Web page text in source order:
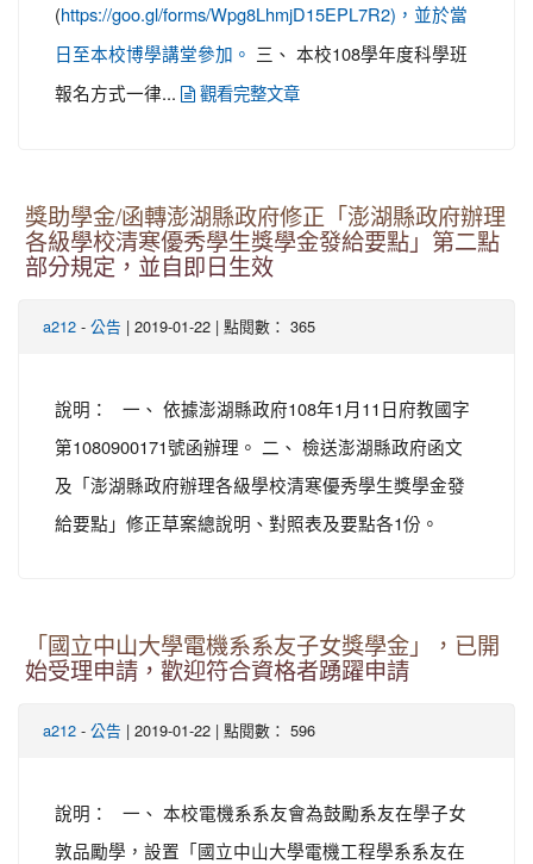
( https://goo.gl/forms/Wpg8LhmjD15EPL7R2)，並於當
日至本校博學講堂參加。
三、 本校108學年度科學班
報名方式一律...
觀看完整文章
獎助學金/函轉澎湖縣政府修正「澎湖縣政府辦理
各級學校清寒優秀學生獎學金發給要點」第二點
部分規定，並自即日生效
a212 - 公告 | 2019-01-22 | 點閱數： 365
說明： 一、 依據澎湖縣政府108年1月11日府教國字
第1080900171號函辦理。 二、 檢送澎湖縣政府函文
及「澎湖縣政府辦理各級學校清寒優秀學生獎學金發
給要點」修正草案總說明、對照表及要點各1份。
「國立中山大學電機系系友子女獎學金」，已開
始受理申請，歡迎符合資格者踴躍申請
a212 - 公告 | 2019-01-22 | 點閱數： 596
說明： 一、 本校電機系系友會為鼓勵系友在學子女
敦品勵學，設置「國立中山大學電機工程學系系友在